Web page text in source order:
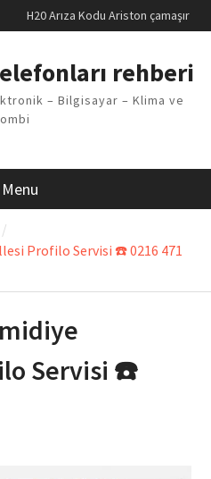
LG kombi E2 Arızası Çözümü
Vaillant çamaşır makinesi E03
Arıza Kodu
Ferroli klima E3 Arızası Çözümü
rehberi
– Bilgisayar – Klima ve
Menu
Profilo Servisi ☎️ 0216 471
Servisi ☎️